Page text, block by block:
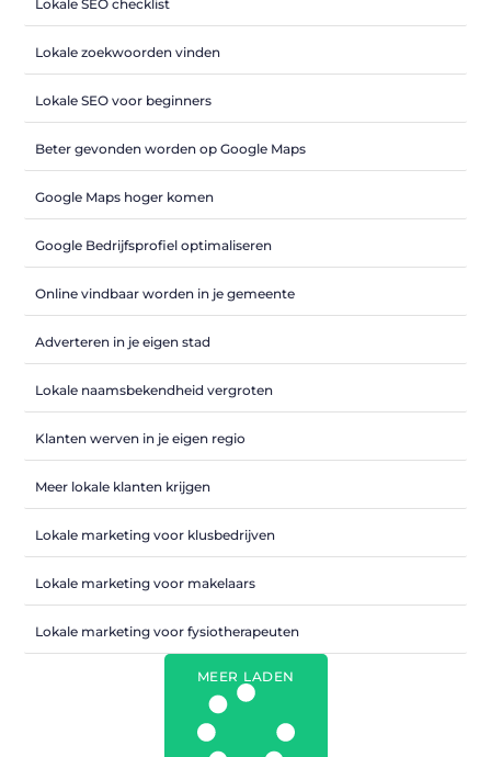
Lokale SEO checklist
Lokale zoekwoorden vinden
Lokale SEO voor beginners
Beter gevonden worden op Google Maps
Google Maps hoger komen
Google Bedrijfsprofiel optimaliseren
Online vindbaar worden in je gemeente
Adverteren in je eigen stad
Lokale naamsbekendheid vergroten
Klanten werven in je eigen regio
Meer lokale klanten krijgen
Lokale marketing voor klusbedrijven
Lokale marketing voor makelaars
Lokale marketing voor fysiotherapeuten
MEER LADEN